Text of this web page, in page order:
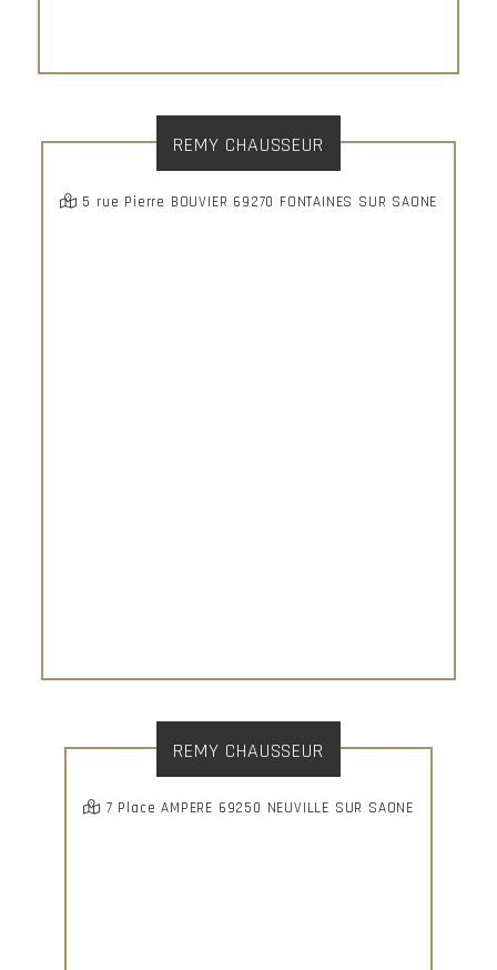
REMY CHAUSSEUR
5 rue Pierre BOUVIER 69270 FONTAINES SUR SAONE
REMY CHAUSSEUR
7 Place AMPERE 69250 NEUVILLE SUR SAONE